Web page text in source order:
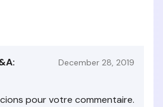
December 28, 2019
pour votre commentaire.